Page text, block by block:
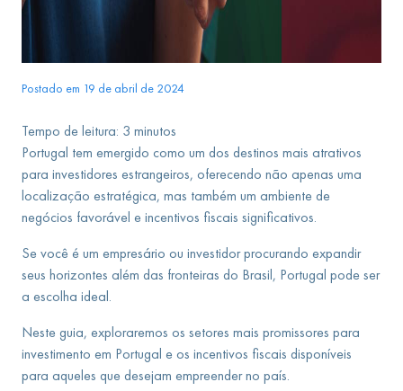
Postado em 19 de abril de 2024
Tempo de leitura: 3 minutos
Portugal tem emergido como um dos destinos mais atrativos
para investidores estrangeiros, oferecendo não apenas uma
localização estratégica, mas também um ambiente de
negócios favorável e incentivos fiscais significativos.
Se você é um empresário ou investidor procurando expandir
seus horizontes além das fronteiras do Brasil, Portugal pode ser
a escolha ideal.
Neste guia, exploraremos os setores mais promissores para
investimento em Portugal e os incentivos fiscais disponíveis
para aqueles que desejam empreender no país.